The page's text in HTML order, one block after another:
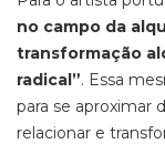
no campo da
transformação
radical”. Essa
para se aproximar
relacionar e